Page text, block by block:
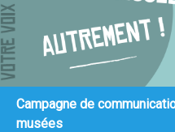
Campagne de
musées